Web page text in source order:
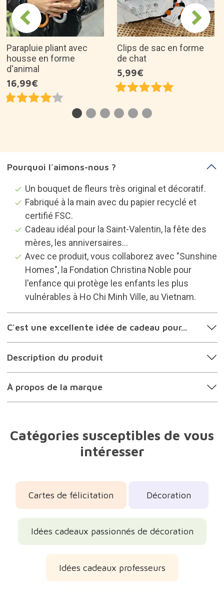
Parapluie pliant avec
housse en forme
d'animal
16,99€
Clips de sac en forme
de chat
5,99€
Pourquoi l'aimons-nous ?
Un bouquet de fleurs très original et décoratif.
Fabriqué à la main avec du papier recyclé et
certifié FSC.
Cadeau idéal pour la Saint-Valentin, la fête des
mères, les anniversaires...
Avec ce produit, vous collaborez avec "Sunshine
Homes", la Fondation Christina Noble pour
l'enfance qui protège les enfants les plus
vulnérables à Ho Chi Minh Ville, au Vietnam.
C'est une excellente idée de cadeau pour...
Description du produit
À propos de la marque
Catégories susceptibles de vous
intéresser
Cartes de félicitation Décoration
Idées cadeaux passionnés de décoration
Idées cadeaux professeurs